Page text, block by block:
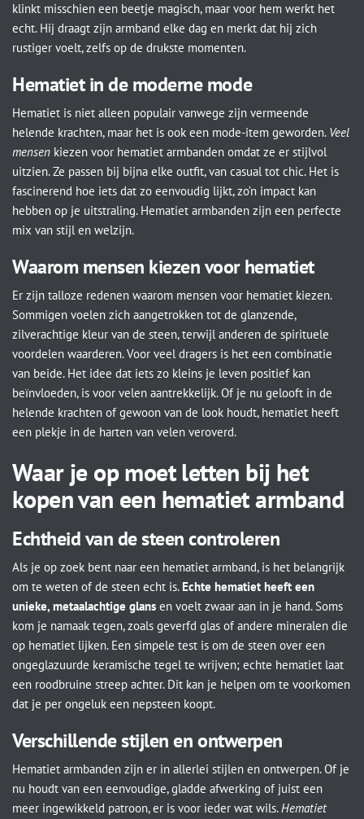
klinkt misschien een beetje magisch, maar voor hem werkt het
echt. Hij draagt zijn armband elke dag en merkt dat hij zich
rustiger voelt, zelfs op de drukste momenten.
Hematiet in de moderne mode
Hematiet is niet alleen populair vanwege zijn vermeende
helende krachten, maar het is ook een mode-item geworden. Veel
mensen kiezen voor hematiet armbanden omdat ze er stijlvol
uitzien. Ze passen bij bijna elke outfit, van casual tot chic. Het is
fascinerend hoe iets dat zo eenvoudig lijkt, zo’n impact kan
hebben op je uitstraling. Hematiet armbanden zijn een perfecte
mix van stijl en welzijn.
Waarom mensen kiezen voor hematiet
Er zijn talloze redenen waarom mensen voor hematiet kiezen.
Sommigen voelen zich aangetrokken tot de glanzende,
zilverachtige kleur van de steen, terwijl anderen de spirituele
voordelen waarderen. Voor veel dragers is het een combinatie
van beide. Het idee dat iets zo kleins je leven positief kan
beïnvloeden, is voor velen aantrekkelijk. Of je nu gelooft in de
helende krachten of gewoon van de look houdt, hematiet heeft
een plekje in de harten van velen veroverd.
Waar je op moet letten bij het
kopen van een hematiet armband
Echtheid van de steen controleren
Als je op zoek bent naar een hematiet armband, is het belangrijk
om te weten of de steen echt is. Echte hematiet heeft een
unieke, metaalachtige glans en voelt zwaar aan in je hand. Soms
kom je namaak tegen, zoals geverfd glas of andere mineralen die
op hematiet lijken. Een simpele test is om de steen over een
ongeglazuurde keramische tegel te wrijven; echte hematiet laat
een roodbruine streep achter. Dit kan je helpen om te voorkomen
dat je per ongeluk een nepsteen koopt.
Verschillende stijlen en ontwerpen
Hematiet armbanden zijn er in allerlei stijlen en ontwerpen. Of je
nu houdt van een eenvoudige, gladde afwerking of juist een
meer ingewikkeld patroon, er is voor ieder wat wils.Hematiet